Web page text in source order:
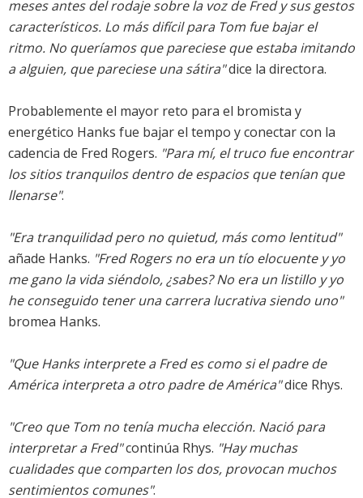
meses antes del rodaje sobre la voz de Fred y sus gestos
característicos. Lo más difícil para Tom fue bajar el
ritmo. No queríamos que pareciese que estaba imitando
a alguien, que pareciese una sátira"dice la directora.
Probablemente el mayor reto para el bromista y
energético Hanks fue bajar el tempo y conectar con la
cadencia de Fred Rogers. "Para mí, el truco fue encontrar
los sitios tranquilos dentro de espacios que tenían que
llenarse".
"Era tranquilidad pero no quietud, más como lentitud"
añade Hanks. "Fred Rogers no era un tío elocuente y yo
me gano la vida siéndolo, ¿sabes? No era un listillo y yo
he conseguido tener una carrera lucrativa siendo uno"
bromea Hanks.
"Que Hanks interprete a Fred es como si el padre de
América interpreta a otro padre de América"dice Rhys.
"Creo que Tom no tenía mucha elección. Nació para
interpretar a Fred"continúa Rhys. "Hay muchas
cualidades que comparten los dos, provocan muchos
sentimientos comunes".